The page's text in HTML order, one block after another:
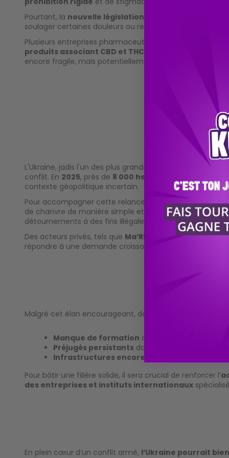
Pourtant, la nouvelle législation sur le cannabis
soulager certaines douleurs ou renforcer l’efficacité de
Plusieurs entreprises pharmaceutiques et
produits associant CBD et THC , conformément aux
encore fragile, mais potentiellement très prometteur si
L'Ukraine, jadis l'un des plus grands producteurs
conflit. En 2025, près de 8 000 hectares de chanvre
contexte géopolitique incertain.
Pour accompagner cette relance, le gouvernement a
de chanvre de manière simple et transparente. Cette
détournements à des fins illégales.
Des acteurs privés, tels que Ma’Rijani Hemp Company,
répondre à une demande croissante en
Malgré cet élan encourageant, de nombreux
Manque de formation des médecins et
Préjugés persistantsdans la population,
Infrastructures encore limitées
Pour bâtir une filière solide, il sera crucial de renforcer l’
des entreprises et instituts internationaux
En plein cœur d’un conflit armé, l’Ukraine pourrait